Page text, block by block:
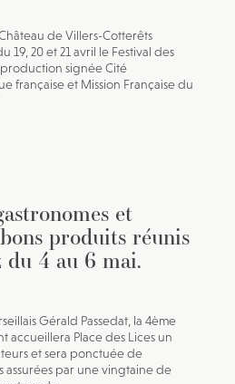
de Villers-Cotterêts
19, 20 et 21 avril le Festival des
signée Cité
française et Mission Française du
et
produits réunis
4 au 6 mai.
Gérald Passedat, la 4ème
accueillera Place des Lices un
et sera ponctuée de
assurées par une vingtaine de